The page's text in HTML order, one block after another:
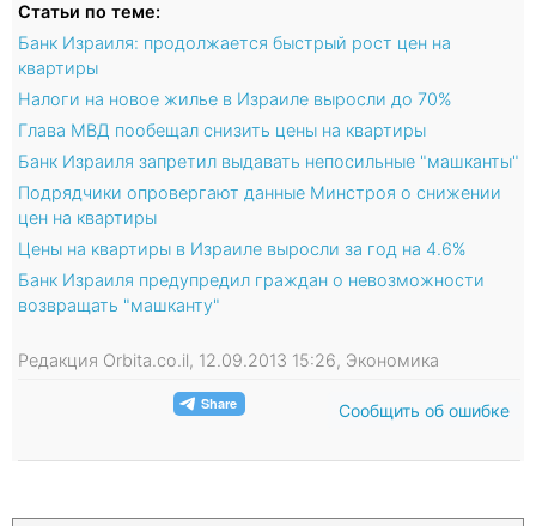
Статьи по теме:
Банк Израиля: продолжается быстрый рост цен на
квартиры
Налоги на новое жилье в Израиле выросли до 70%
Глава МВД пообещал снизить цены на квартиры
Банк Израиля запретил выдавать непосильные "машканты"
Подрядчики опровергают данные Минстроя о снижении
цен на квартиры
Цены на квартиры в Израиле выросли за год на 4.6%
Банк Израиля предупредил граждан о невозможности
возвращать "машканту"
Редакция Orbita.co.il, 12.09.2013 15:26, Экономика
Сообщить об ошибке